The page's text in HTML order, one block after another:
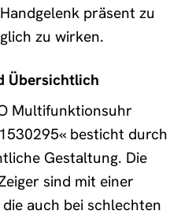
präsent zu
zu wirken.
Übersichtlich
Multifunktionsuhr
1530295« besticht durch
Gestaltung. Die
sind mit einer
auch bei schlechten